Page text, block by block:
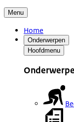
Menu
Home
Onderwerpen
Hoofdmenu